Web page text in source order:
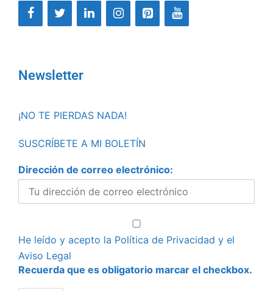
Newsletter
¡NO TE PIERDAS NADA!
SUSCRÍBETE A MI BOLETÍN
Dirección de correo electrónico:
He leído y acepto la Política de Privacidad y el
Aviso Legal
Recuerda que es obligatorio marcar el checkbox.